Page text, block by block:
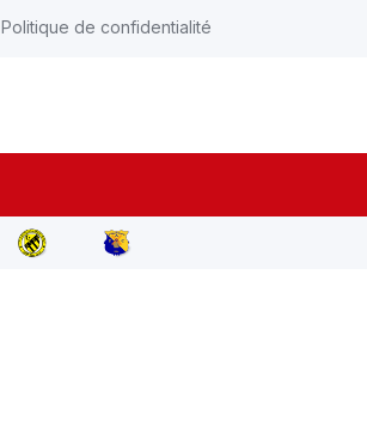
Politique de confidentialité